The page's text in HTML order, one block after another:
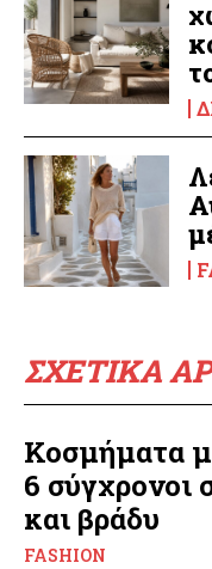
ΣΧΕΤΙΚΑ
Κοσμήματα
6 σύγχρονοι
και βράδυ
FASHION